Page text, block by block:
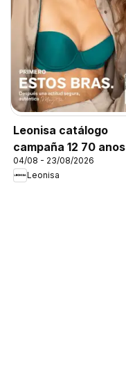
Leonisa catálogo
campaña 12 70 anos
04/08 - 23/08/2026
Leonisa